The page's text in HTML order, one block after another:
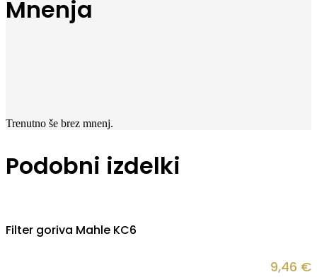
Mnenja
Trenutno še brez mnenj.
Podobni izdelki
Filter goriva Mahle KC6
9,46 €